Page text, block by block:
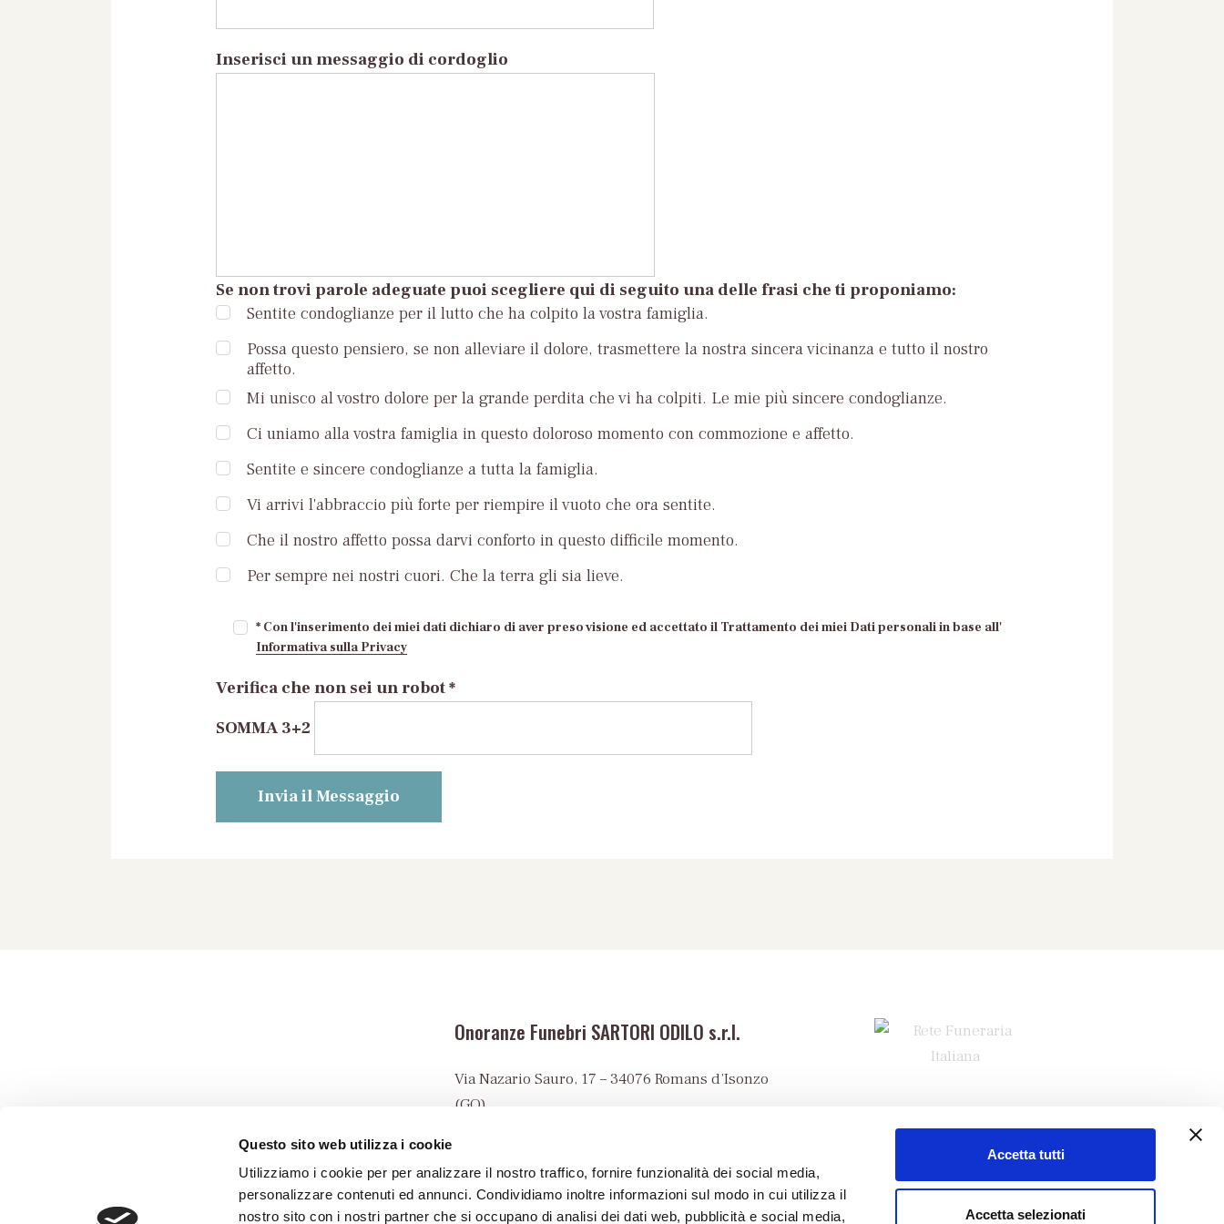
Questo sito web utilizza i cookie
Utilizziamo i cookie per per analizzare il nostro traffico, fornire funzionalità dei social media,
personalizzare contenuti ed annunci. Condividiamo inoltre informazioni sul modo in cui utilizza il
nostro sito con i nostri partner che si occupano di analisi dei dati web, pubblicità e social media,
Accetta tutti
Accetta selezionati
Inserisci un messaggio di cordoglio
Se non trovi parole adeguate puoi scegliere qui di seguito una delle frasi che ti proponiamo:
Sentite condoglianze per il lutto che ha colpito la vostra famiglia.
Possa questo pensiero, se non alleviare il dolore, trasmettere la nostra sincera vicinanza e tutto il nostro
affetto.
Mi unisco al vostro dolore per la grande perdita che vi ha colpiti. Le mie più sincere condoglianze.
Ci uniamo alla vostra famiglia in questo doloroso momento con commozione e affetto.
Sentite e sincere condoglianze a tutta la famiglia.
Vi arrivi l'abbraccio più forte per riempire il vuoto che ora sentite.
Che il nostro affetto possa darvi conforto in questo difficile momento.
Per sempre nei nostri cuori. Che la terra gli sia lieve.
* Con l'inserimento dei miei dati dichiaro di aver preso visione ed accettato il Trattamento dei miei Dati personali in base all'
Informativa sulla Privacy
Verifica che non sei un robot *
SOMMA 3+2
Onoranze Funebri SARTORI ODILO s.r.l.
Via Nazario Sauro, 17 – 34076 Romans d’Isonzo
(GO)
PEC:
sartori@pec.onoranzefunebrisartori.it